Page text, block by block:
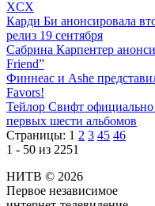
XCX
Карди Би анонсировала
релиз 19 сентября
Сабрина Карпентер
Friend”
Финнеас и Ashe
Favors!
Тейлор Свифт
первых шести альбомов
Страницы: 1 2 3 45 46
1 - 50 из 2251
НИТВ © 2026
Первое независимое